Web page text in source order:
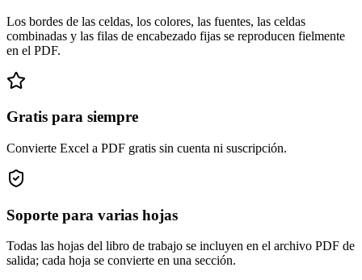
Los bordes de las celdas, los colores, las fuentes, las celdas
combinadas y las filas de encabezado fijas se reproducen fielmente
en el PDF.
Gratis para siempre
Convierte Excel a PDF gratis sin cuenta ni suscripción.
Soporte para varias hojas
Todas las hojas del libro de trabajo se incluyen en el archivo PDF de
salida; cada hoja se convierte en una sección.